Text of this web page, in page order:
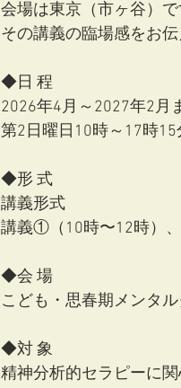
会場は東京（市ヶ谷）
その講義の臨場感をお
◆日 程
2026年4月～2027年2月
第2日曜日10時～17時
◆形 式
講義形式
講義①（10時〜12時）
◆会 場
こども・思春期メンタ
◆対 象
精神分析的セラピーに